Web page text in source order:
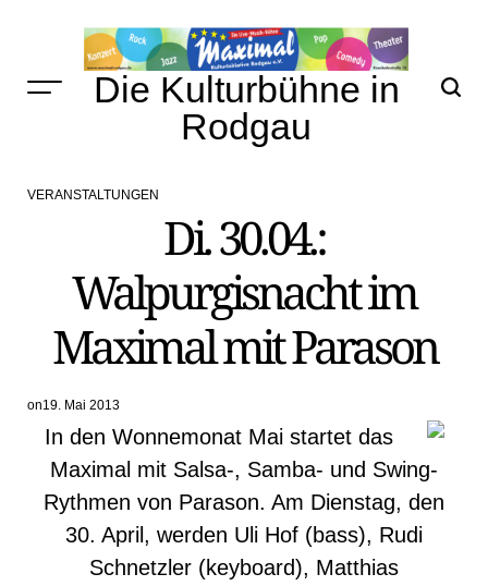
to
content
Die Kulturbühne in
Rodgau
POSTED
VERANSTALTUNGEN
Di. 30.04.:
Walpurgisnacht im
Maximal mit Parason
on19. Mai 2013
In den Wonnemonat Mai startet das
Maximal mit Salsa-, Samba- und Swing-
Rythmen von Parason. Am Dienstag, den
30. April, werden Uli Hof (bass), Rudi
Schnetzler (keyboard), Matthias